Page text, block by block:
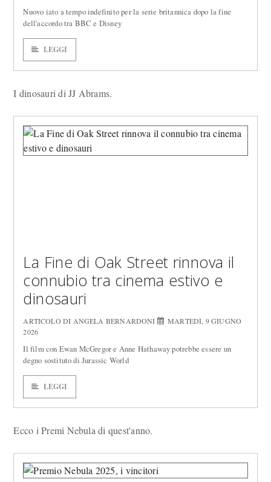
Nuovo iato a tempo indefinito per la serie britannica dopo la fine
dell'accordo tra BBC e Disney
LEGGI
I dinosauri di JJ Abrams.
La Fine di Oak Street rinnova il
connubio tra cinema estivo e
dinosauri
ARTICOLO DI ANGELA BERNARDONI
MARTEDÌ, 9 GIUGNO
2026
Il film con Ewan McGregor e Anne Hathaway potrebbe essere un
degno sostituto di Jurassic World
LEGGI
Ecco i Premi Nebula di quest'anno.